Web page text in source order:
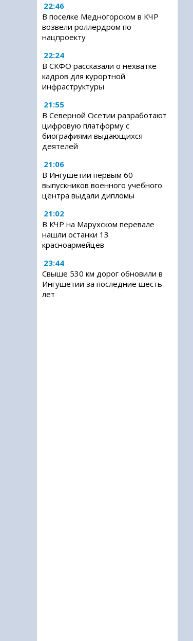
22:46
В поселке Медногорском в КЧР
возвели роллердром по
нацпроекту
22:24
В СКФО рассказали о нехватке
кадров для курортной
инфраструктуры
21:55
В Северной Осетии разработают
цифровую платформу с
биографиями выдающихся
деятелей
21:06
В Ингушетии первым 60
выпускников военного учебного
центра выдали дипломы
21:02
В КЧР на Марухском перевале
нашли останки 13
красноармейцев
23:44
Свыше 530 км дорог обновили в
Ингушетии за последние шесть
лет